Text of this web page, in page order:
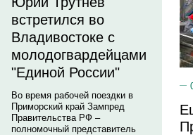
встретился во
Владивостоке с
молодогвардейцами
"Единой России"
Во время рабочей поездки в
Приморский край Зампред
Правительства РФ –
полномочный представитель